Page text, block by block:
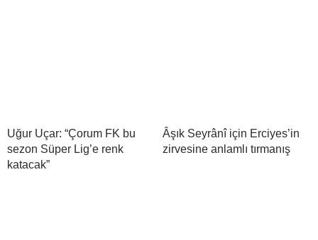
Uğur Uçar: “Çorum FK bu
sezon Süper Lig’e renk
katacak”
Âşık Seyrânî için Erciyes’in
zirvesine anlamlı tırmanış